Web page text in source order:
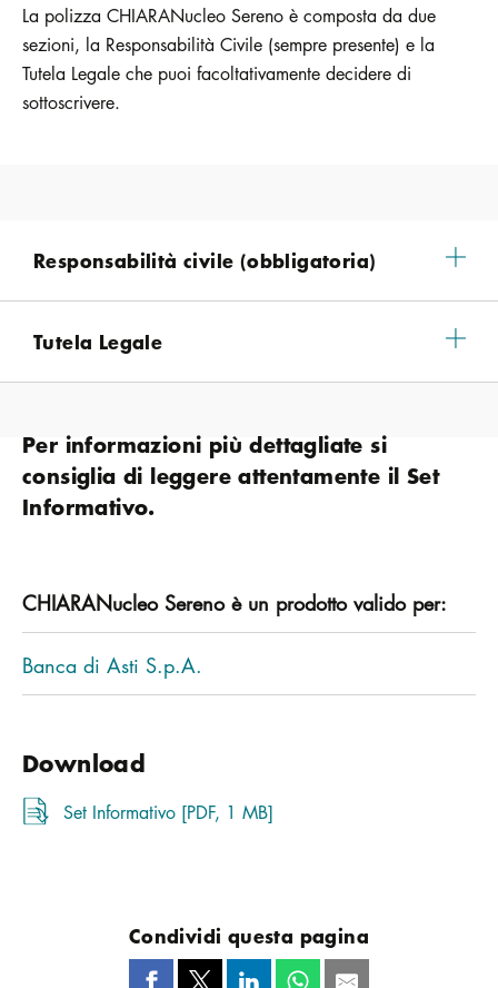
La polizza CHIARANucleo Sereno è composta da due
sezioni, la Responsabilità Civile (sempre presente) e la
Tutela Legale che puoi facoltativamente decidere di
sottoscrivere.
Responsabilità civile (obbligatoria)
Tutela Legale
Per informazioni più dettagliate si
consiglia di leggere attentamente il Set
Informativo.
CHIARANucleo Sereno è un prodotto valido per:
Banca di Asti S.p.A.
Download
Set Informativo [PDF, 1 MB]
Condividi questa pagina